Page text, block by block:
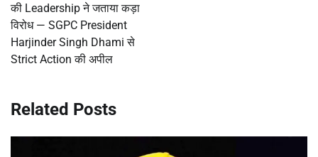
की Leadership ने जताया कड़ा
विरोध — SGPC President
Harjinder Singh Dhami से
Strict Action की अपील
Related Posts